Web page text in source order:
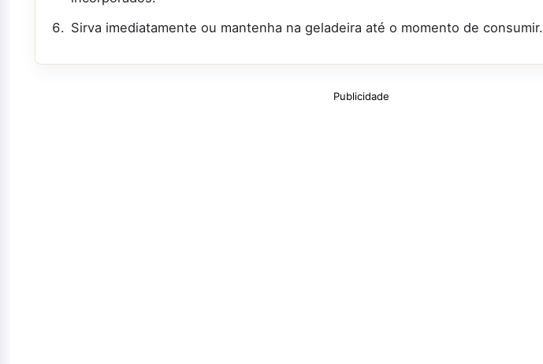
Sirva imediatamente ou mantenha na geladeira até o momento de consumir.
Publicidade